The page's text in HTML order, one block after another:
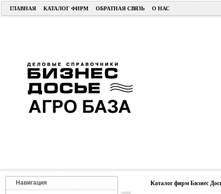
ГЛАВНАЯ КАТАЛОГ ФИРМ ОБРАТНАЯ СВЯЗЬ О НАС
Навигация Каталог фирм Бизнес